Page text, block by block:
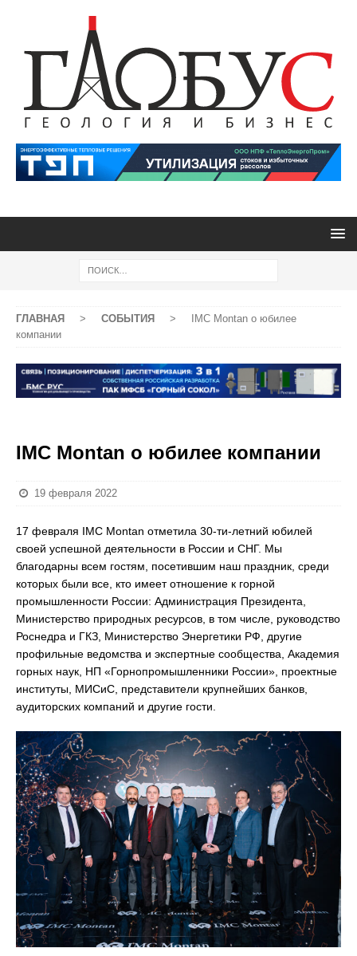
ГЛАВНАЯ > СОБЫТИЯ >
IMC Montan о юбилее
компании
IMC Montan о юбилее компании
19 февраля 2022
17 февраля IMC Montan отметила 30-ти-летний юбилей
своей успешной деятельности в России и СНГ. Мы
благодарны всем гостям, посетившим наш праздник, среди
которых были все, кто имеет отношение к горной
промышленности России: Администрация Президента,
Министерство природных ресурсов, в том числе, руководство
Роснедра и ГКЗ, Министерство Энергетики РФ, другие
профильные ведомства и экспертные сообщества, Академия
горных наук, НП «Горнопромышленники России», проектные
институты, МИСиС, представители крупнейших банков,
аудиторских компаний и другие гости.